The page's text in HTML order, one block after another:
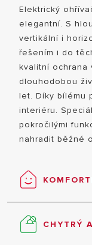
POPTÁVKA A
SKUPINA
REGULACE
SMART HOME
KATALOGY A CENÍKY
NÁVODY K
Elektrický
elegantní. S
vertikální i
řešením i do
kvalitní ochrana
dlouhodobou
let. Díky bílému
interiéru.
pokročilými
nahradit běžné
První sprchu
rychleji než u
vody. Teplá a
CHYTRÝ